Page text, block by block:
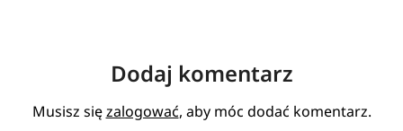
Dodaj komentarz
Musisz sięzalogować, aby móc dodać komentarz.